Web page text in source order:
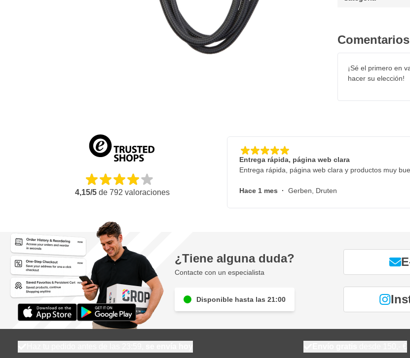
¡Sé el primero en
hacer su elección!
4,15/5 de 792 valoraciones
Entrega rápida, página web clara
Entrega rápida, página web clara y productos muy
Hace 1 mes · Gerben, Druten
¿Tiene alguna duda?
Contacte con un especialista
Disponible hasta las 21:00